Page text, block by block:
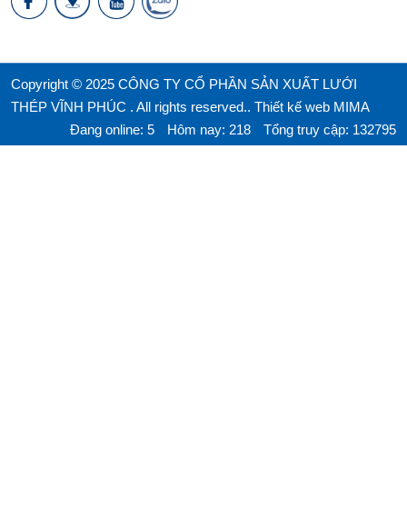
Copyright © 2025 CÔNG TY CỔ PHẦN SẢN XUẤT LƯỚI
THÉP VĨNH PHÚC . All rights reserved.. Thiết kế web MIMA
Đang online: 5
Hôm nay: 218 Tổng truy cập: 132795